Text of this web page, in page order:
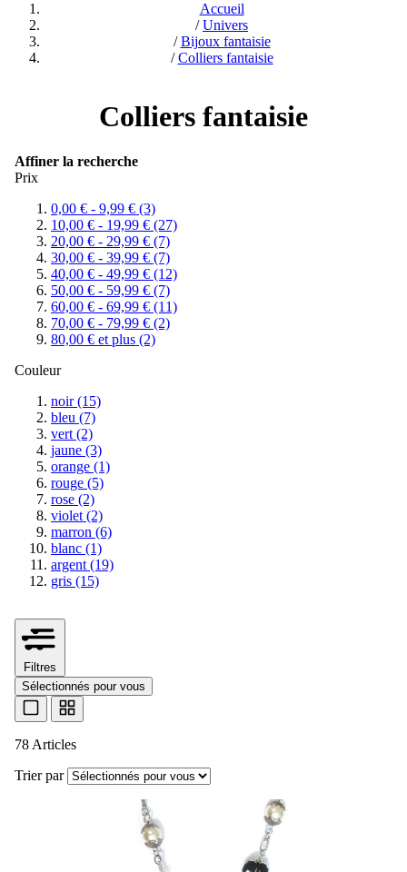
Accueil
/ Univers
/ Bijoux fantaisie
/ Colliers fantaisie
Colliers fantaisie
Affiner la recherche
Prix
0,00 € - 9,99 € (3)
10,00 € - 19,99 € (27)
20,00 € - 29,99 € (7)
30,00 € - 39,99 € (7)
40,00 € - 49,99 € (12)
50,00 € - 59,99 € (7)
60,00 € - 69,99 € (11)
70,00 € - 79,99 € (2)
80,00 € et plus (2)
Couleur
noir (15)
bleu (7)
vert (2)
jaune (3)
orange (1)
rouge (5)
rose (2)
violet (2)
marron (6)
blanc (1)
argent (19)
gris (15)
Filtres
Sélectionnés pour vous
78 Articles
Trier par